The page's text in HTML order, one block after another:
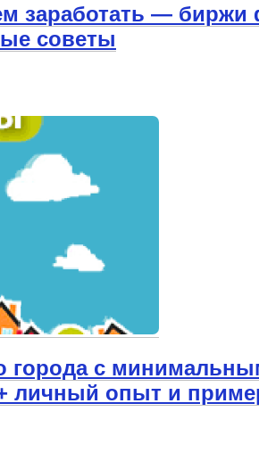
заработать —
советы
города с
личный опыт и